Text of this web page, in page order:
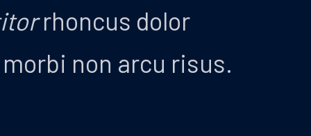
rhoncus dolor
non arcu risus.